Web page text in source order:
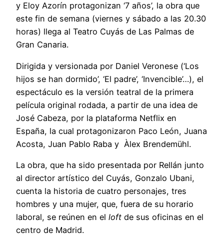
y Eloy Azorín protagonizan ‘7 años’, la obra que
este fin de semana (viernes y sábado a las 20.30
horas) llega al Teatro Cuyás de Las Palmas de
Gran Canaria.
Dirigida y versionada por Daniel Veronese (‘Los
hijos se han dormido’, ‘El padre’, ‘Invencible’…), el
espectáculo es la versión teatral de la primera
película original rodada, a partir de una idea de
José Cabeza, por la plataforma Netflix en
España, la cual protagonizaron Paco León, Juana
Acosta, Juan Pablo Raba y Àlex Brendemühl.
La obra, que ha sido presentada por Rellán junto
al director artístico del Cuyás, Gonzalo Ubani,
cuenta la historia de cuatro personajes, tres
hombres y una mujer, que, fuera de su horario
laboral, se reúnen en el loft de sus oficinas en el
centro de Madrid.